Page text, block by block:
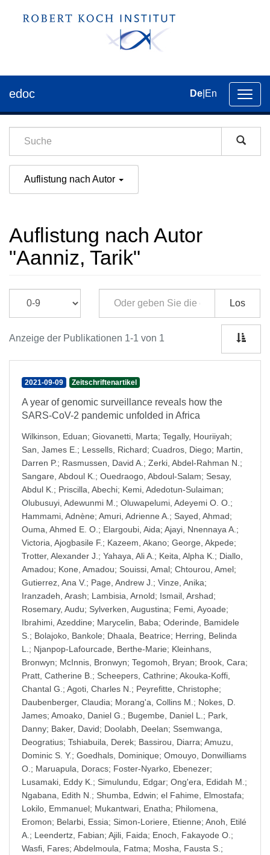
der
edoc De En
Auflistung nach Autor
Auflistung nach Autor
"Aanniz, Tarik"
Los
Anzeige der Publikationen 1-1 von 1
2021-09-09 Zeitschriftenartikel
A year of genomic surveillance reveals how the
SARS-CoV-2 pandemic unfolded in Africa
Wilkinson, Eduan; Giovanetti, Marta; Tegally, Houriiyah;
San, James E. ; Lessells, Richard; Cuadros, Diego; Martin,
Darren P.; Rasmussen, David A. ; Zerki, Abdel-Rahman N. ;
Sangare, Abdoul K. ; Ouedraogo, Abdoul-Salam; Sesay,
Abdul K. ; Priscilla, Abechi; Kemi, Adedotun-Sulaiman;
Olubusuyi, Adewunmi M. ; Oluwapelumi, Adeyemi O. O. ;
Hammami, Adnène; Amuri, Adrienne A. ; Sayed, Ahmad;
Ouma, Ahmed E. O. ; Elargoubi, Aida; Ajayi, Nnennaya A. ;
Victoria, Ajogbasile F. ; Kazeem, Akano; George, Akpede;
Trotter, Alexander J. ; Yahaya, Ali A. ; Keita, Alpha K. ; Diallo,
Amadou; Kone, Amadou; Souissi, Amal; Chtourou, Amel;
Gutierrez, Ana V. ; Page, Andrew J. ; Vinze, Anika;
Iranzadeh, Arash; Lambisia, Arnold; Ismail, Arshad;
Rosemary, Audu; Sylverken, Augustina; Femi, Ayoade;
Ibrahimi, Azeddine; Marycelin, Baba; Oderinde, Bamidele
S. ; Bolajoko, Bankole; Dhaala, Beatrice; Herring, Belinda
L. ; Njanpop-Lafourcade, Berthe-Marie; Kleinhans,
Bronwyn; McInnis, Bronwyn; Tegomoh, Bryan; Brook, Cara;
Pratt, Catherine B. ; Scheepers, Cathrine; Akouka-Koffi,
Chantal G. ; Agoti, Charles N. ; Peyrefitte, Christophe;
Daubenberger, Claudia; Morang'a, Collins M. ; Nokes, D.
James; Amoako, Daniel G. ; Bugembe, Daniel L. ; Park,
Danny; Baker, David; Doolabh, Deelan; Ssemwanga,
Deogratius; Tshiabuila, Derek; Bassirou, Diarra; Amuzu,
Dominic S. Y.; Goedhals, Dominique; Omouyo, Donwilliams
O. ; Maruapula, Doracs; Foster-Nyarko, Ebenezer;
Lusamaki, Eddy K. ; Simulundu, Edgar; Ong'era, Edidah M. ;
Ngabana, Edith N. ; Shumba, Edwin; el Fahime, Elmostafa;
Lokilo, Emmanuel; Mukantwari, Enatha; Philomena,
Eromon; Belarbi, Essia; Simon-Loriere, Etienne; Anoh, Etilé
A. ; Leendertz, Fabian; Ajili, Faida; Enoch, Fakayode O. ;
Wasfi, Fares; Abdelmoula, Fatma; Mosha, Fausta S. ;